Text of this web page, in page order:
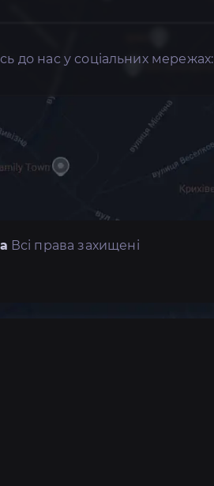
до нас у соціальних мережах:
Всі права захищені